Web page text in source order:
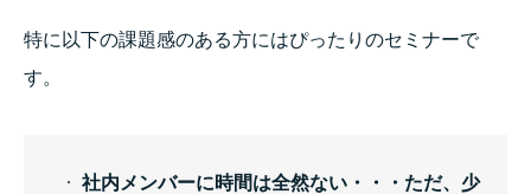
特に以下の課題感のある方にはぴったりのセミナーで
す。
社内メンバーに時間は全然ない・・・ ただ、少